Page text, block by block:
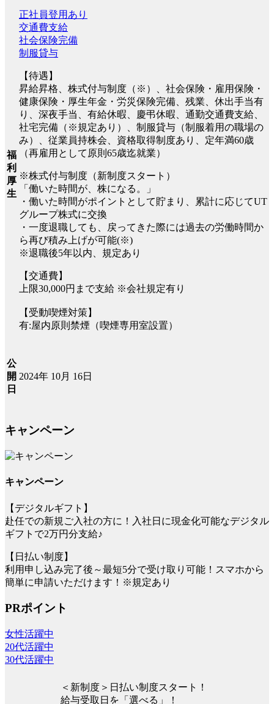
福
利
厚
生
正社員登用あり
交通費支給
社会保険完備
制服貸与
【待遇】
昇給昇格、株式付与制度（※）、社会保険・雇用保険・
健康保険・厚生年金・労災保険完備、残業、休出手当有
り、深夜手当、有給休暇、慶弔休暇、通勤交通費支給、
社宅完備（※規定あり）、制服貸与（制服着用の職場の
み）、従業員持株会、資格取得制度あり、定年満60歳
（再雇用として原則65歳迄就業）
※株式付与制度（新制度スタート）
「働いた時間が、株になる。」
・働いた時間がポイントとして貯まり、累計に応じてUT
グループ株式に交換
・一度退職しても、戻ってきた際には過去の労働時間か
ら再び積み上げが可能(※)
※退職後5年以内、規定あり
【交通費】
上限30,000円まで支給 ※会社規定有り
【受動喫煙対策】
有:屋内原則禁煙（喫煙専用室設置）
公
開
日
2024年 10月 16日
キャンペーン
キャンペーン
【デジタルギフト】
赴任での新規ご入社の方に！入社日に現金化可能なデジタル
ギフトで2万円分支給♪
【日払い制度】
利用申し込み完了後～最短5分で受け取り可能！スマホから
簡単に申請いただけます！※規定あり
PRポイント
女性活躍中
20代活躍中
30代活躍中
＜新制度＞日払い制度スタート！
給与受取日を「選べる」！